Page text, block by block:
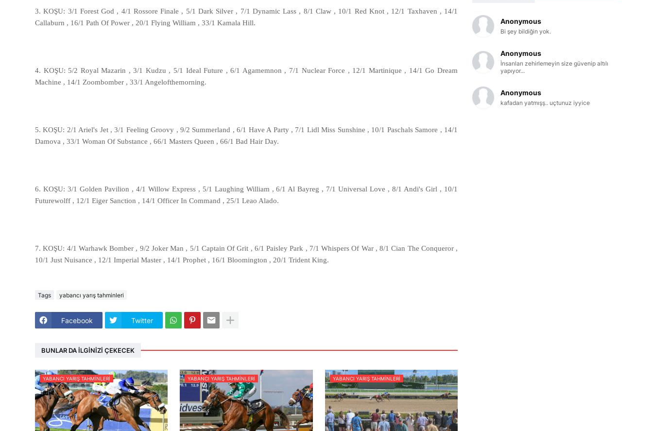
3. KOŞU: 3/1 Forest God , 4/1 Rossore Finale , 5/1 Dark Silver , 7/1 Dynamic Lass , 8/1 Claw , 10/1 Red Knot , 12/1 Taxhaven , 14/1
Callaburn , 16/1 Path Of Power , 20/1 Flying William , 33/1 Kamala Hill.
4. KOŞU: 5/2 Royal Mazarin , 3/1 Kudzu , 5/1 Ideal Future , 6/1 Agamemnon , 7/1 Nuclear Force , 12/1 Martinique , 14/1 Go Dream
Machine , 14/1 Zoombomber , 33/1 Angelofthemorning.
5. KOŞU: 2/1 Ariel's Jet , 3/1 Feeling Groovy , 9/2 Summerland , 6/1 Have A Party , 7/1 Lidl Miss Sunshine , 10/1 Paschals Samore , 14/1
Damova , 33/1 Woman Of Substance , 66/1 Masters Queen , 66/1 Bad Hair Day.
6. KOŞU: 3/1 Golden Pavilion , 4/1 Willow Express , 5/1 Laughing William , 6/1 Al Bayreg , 7/1 Universal Love , 8/1 Andi's Girl , 10/1
Futurewolff , 12/1 Eiger Sanction , 14/1 Officer In Command , 25/1 Leao Alado.
7. KOŞU: 4/1 Warhawk Bomber , 9/2 Joker Man , 5/1 Captain Of Grit , 6/1 Paisley Park , 7/1 Whispers Of War , 8/1 Cian The Conqueror ,
10/1 Just Nuisance , 12/1 Imperial Master , 14/1 Prophet , 16/1 Bloomington , 20/1 Trident King.
Tags yabancı yarış tahminleri
Facebook Twitter
BUNLAR DA İLGINIZI ÇEKECEK
YABANCI YARIŞ TAHMINLERI YABANCI YARIŞ TAHMINLERI YABANCI YARIŞ TAHMINLERI
Anonymous
Bi şey bildiğin yok.
Anonymous
İnsanları zehirlemeyin size güvenip altılı
yapıyor...
Anonymous
kafadan yatmışş.. uçtunuz iyyice